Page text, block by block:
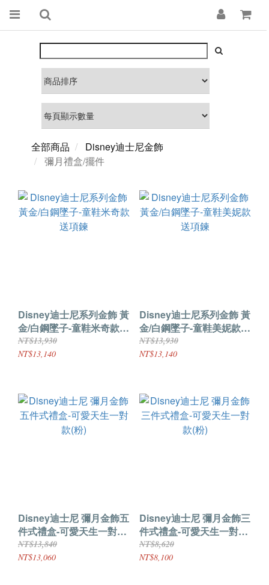
全部商品
Disney迪士尼金飾
彌月禮盒/擺件
Disney迪士尼系列金飾 黃
金/白鋼墜子-童鞋米奇款
送項鍊
NT$13,930
NT$13,140
Disney迪士尼系列金飾 黃
金/白鋼墜子-童鞋美妮款
送項鍊
NT$13,930
NT$13,140
Disney迪士尼 彌月金飾五
件式禮盒-可愛天生一對款
(粉)
NT$13,840
NT$13,060
Disney迪士尼 彌月金飾三
件式禮盒-可愛天生一對款
(粉)
NT$8,620
NT$8,100